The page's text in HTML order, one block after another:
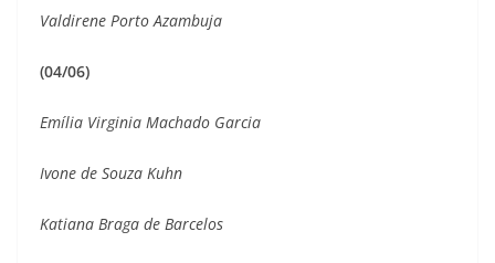
Valdirene Porto Azambuja
(04/06)
Emília Virginia Machado Garcia
Ivone de Souza Kuhn
Katiana Braga de Barcelos